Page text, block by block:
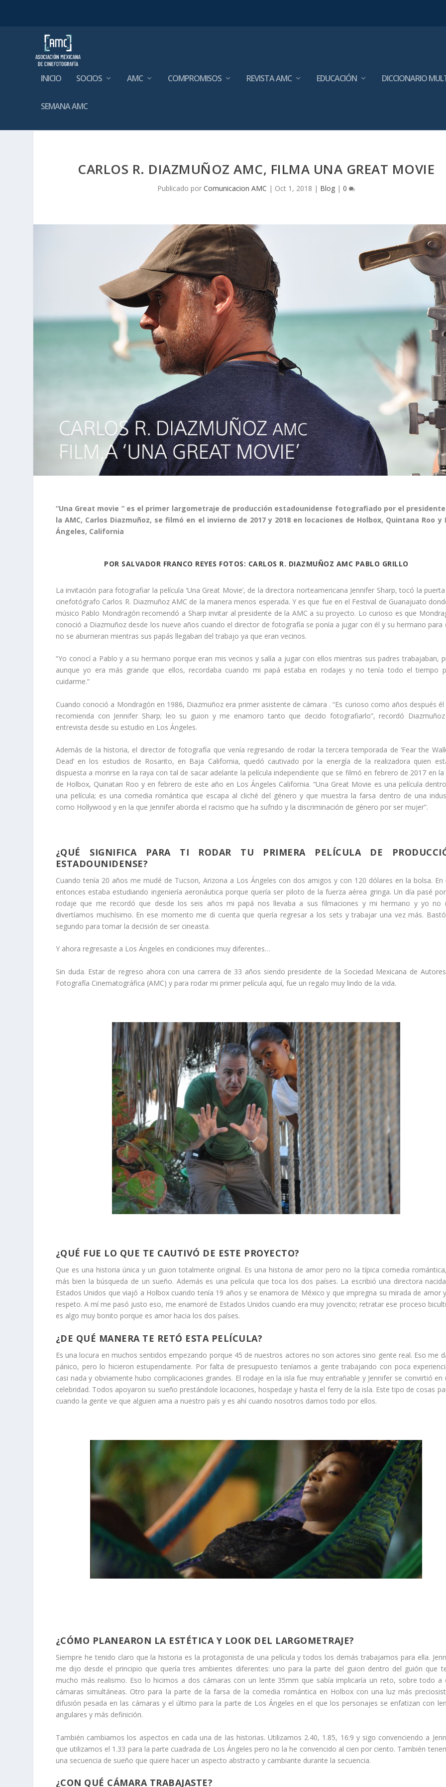
INICIO SOCIOS AMC COMPROMISOS REVISTA AMC EDUCACIÓN DICCIONARIO
SEMANA AMC
CARLOS R. DIAZMUÑOZ AMC, FILMA UNA GREAT MOVIE
Publicado porComunicacion AMC | Oct 1, 2018 | Blog |0
“Una Great movie ” es el primer largometraje de producción estadounidense fotografiado por el
la AMC, Carlos Diazmuñoz, se filmó en el invierno de 2017 y 2018 en locaciones de Holbox, Quintana Roo y
Ángeles, California
POR SALVADOR FRANCO REYES FOTOS: CARLOS R. DIAZMUÑOZ AMC PABLO GRILLO
La invitación para fotografiar la película ‘Una Great Movie’, de la directora norteamericana Jennifer Sharp, tocó la
cinefotógrafo Carlos R. Diazmuñoz AMC de la manera menos esperada. Y es que fue en el Festival de Guanajuato
músico Pablo Mondragón recomendó a Sharp invitar al presidente de la AMC a su proyecto. Lo curioso es que
conoció a Diazmuñoz desde los nueve años cuando el director de fotografía se ponía a jugar con él y su hermano para
no se aburrieran mientras sus papás llegaban del trabajo ya que eran vecinos.
“Yo conocí a Pablo y a su hermano porque eran mis vecinos y salía a jugar con ellos mientras sus padres trabajaban,
aunque yo era más grande que ellos, recordaba cuando mi papá estaba en rodajes y no tenía todo el tiempo
cuidarme.”
Cuando conoció a Mondragón en 1986, Diazmuñoz era primer asistente de cámara . “Es curioso como años después
recomienda con Jennifer Sharp; leo su guion y me enamoro tanto que decido fotografiarlo”, recordó
entrevista desde su estudio en Los Ángeles.
Además de la historia, el director de fotografía que venía regresando de rodar la tercera temporada de ‘Fear the
Dead’ en los estudios de Rosarito, en Baja California, quedó cautivado por la energía de la realizadora quien
dispuesta a morirse en la raya con tal de sacar adelante la película independiente que se filmó en febrero de 2017 en la
de Holbox, Quinatan Roo y en febrero de este año en Los Ángeles California. “Una Great Movie es una película
una película; es una comedia romántica que escapa al cliché del género y que muestra la farsa dentro de una
como Hollywood y en la que Jennifer aborda el racismo que ha sufrido y la discriminación de género por ser mujer”.
¿QUÉ SIGNIFICA PARA TI RODAR TU PRIMERA PELÍCULA DE
ESTADOUNIDENSE?
Cuando tenía 20 años me mudé de Tucson, Arizona a Los Ángeles con dos amigos y con 120 dólares en la bolsa. En
entonces estaba estudiando ingeniería aeronáutica porque quería ser piloto de la fuerza aérea gringa. Un día pasé
rodaje que me recordó que desde los seis años mi papá nos llevaba a sus filmaciones y mi hermano y yo no
divertíamos muchísimo. En ese momento me di cuenta que quería regresar a los sets y trabajar una vez más.
segundo para tomar la decisión de ser cineasta.
Y ahora regresaste a Los Ángeles en condiciones muy diferentes…
Sin duda. Estar de regreso ahora con una carrera de 33 años siendo presidente de la Sociedad Mexicana de
Fotografía Cinematográfica (AMC) y para rodar mi primer película aquí, fue un regalo muy lindo de la vida.
¿QUÉ FUE LO QUE TE CAUTIVÓ DE ESTE PROYECTO?
Que es una historia única y un guion totalmente original. Es una historia de amor pero no la típica comedia
más bien la búsqueda de un sueño. Además es una película que toca los dos países. La escribió una directora
Estados Unidos que viajó a Holbox cuando tenía 19 años y se enamora de México y que impregna su mirada de amor
respeto. A mí me pasó justo eso, me enamoré de Estados Unidos cuando era muy jovencito; retratar ese proceso
es algo muy bonito porque es amor hacia los dos países.
¿DE QUÉ MANERA TE RETÓ ESTA PELÍCULA?
Es una locura en muchos sentidos empezando porque 45 de nuestros actores no son actores sino gente real. Eso me
pánico, pero lo hicieron estupendamente. Por falta de presupuesto teníamos a gente trabajando con poca
casi nada y obviamente hubo complicaciones grandes. El rodaje en la isla fue muy entrañable y Jennifer se convirtió en
celebridad. Todos apoyaron su sueño prestándole locaciones, hospedaje y hasta el ferry de la isla. Este tipo de cosas
cuando la gente ve que alguien ama a nuestro país y es ahí cuando nosotros damos todo por ellos.
¿CÓMO PLANEARON LA ESTÉTICA Y LOOK DEL LARGOMETRAJE?
Siempre he tenido claro que la historia es la protagonista de una película y todos los demás trabajamos para ella.
me dijo desde el principio que quería tres ambientes diferentes: uno para la parte del guion dentro del guión que
mucho más realismo. Eso lo hicimos a dos cámaras con un lente 35mm que sabía implicaría un reto, sobre todo a
cámaras simultáneas. Otro para la parte de la farsa de la comedia romántica en Holbox con una luz más
difusión pesada en las cámaras y el último para la parte de Los Ángeles en el que los personajes se enfatizan con
angulares y más definición.
También cambiamos los aspectos en cada una de las historias. Utilizamos 2.40, 1.85, 16:9 y sigo convenciendo a
que utilizamos el 1.33 para la parte cuadrada de Los Ángeles pero no la he convencido al cien por ciento. También
una secuencia de sueño que quiere hacer un aspecto abstracto y cambiante durante la secuencia.
¿CON QUÉ CÁMARA TRABAJASTE?